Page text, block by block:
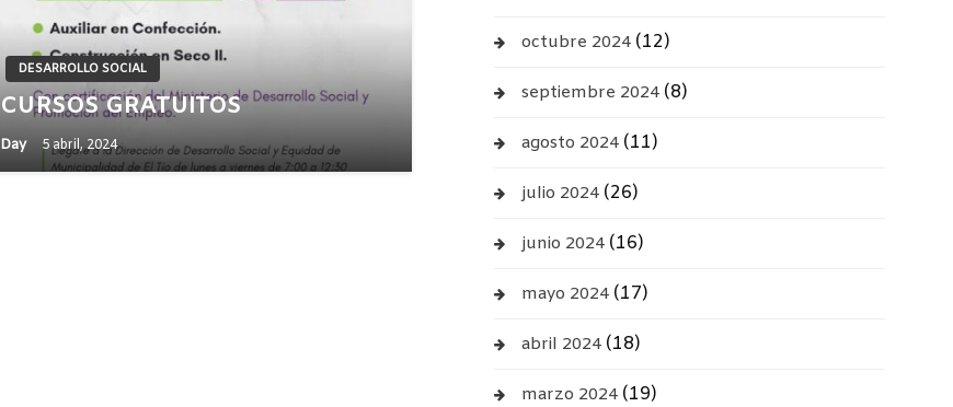
DESARROLLO SOCIAL
CURSOS GRATUITOS
Day 5 abril, 2024
octubre 2024 (12)
septiembre 2024 (8)
agosto 2024 (11)
julio 2024 (26)
junio 2024 (16)
mayo 2024 (17)
abril 2024 (18)
marzo 2024 (19)